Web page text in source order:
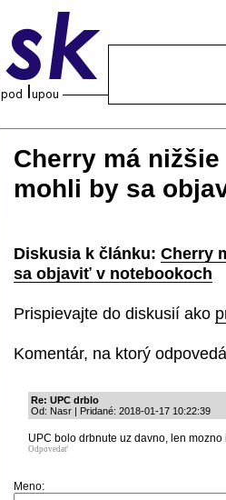
Cherry má
mohli by sa
Diskusia k článku: Cherry
sa objaviť v notebookoch
Prispievajte do diskusií ako
Komentár, na ktorý
Re: UPC drblo
Od: Nasr | Pridané: 2018-01-17 10:22:39
UPC bolo drbnute uz davno, len mozno
Odpovedať
Meno: